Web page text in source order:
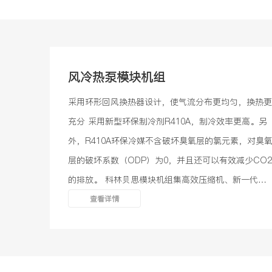
风冷热泵模块机组
采用环形回风换热器设计，使气流分布更均匀，换热更
充分 采用新型环保制冷剂R410A，制冷效率更高。另
外，R410A环保冷媒不含破坏臭氧层的氯元素，对臭氧
层的破坏系数（ODP）为0，并且还可以有效减少CO2
的排放。 科林贝思模块机组集高效压缩机、新一代高
效换热系统、高精度电子膨胀阀等专业部件于一体，使
查看详情